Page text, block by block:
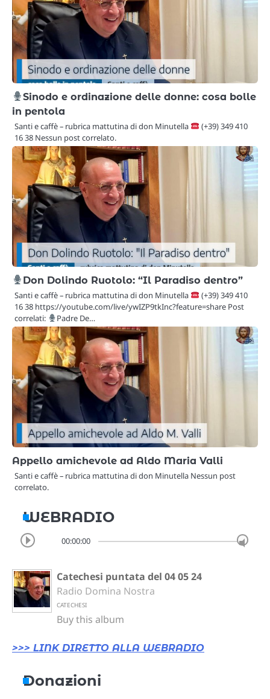
Sinodo e ordinazione delle donne: cosa bolle
in pentola
Santi e caffè – rubrica mattutina di don Minutella
(+39) 349 410
16 38 Nessun post correlato.
Don Dolindo Ruotolo: “Il Paradiso dentro”
Santi e caffè – rubrica mattutina di don Minutella
(+39) 349 410
16 38 https://youtube.com/live/ywIZP9tkInc?feature=share Post
correlati:
Padre De…
Appello amichevole ad Aldo Maria Valli
Santi e caffè – rubrica mattutina di don Minutella Nessun post
correlato.
WEBRADIO
00:00:00
Catechesi puntata del 04 05 24
Radio Domina Nostra
CATECHESI
Buy this album
>>> LINK DIRETTO ALLA WEBRADIO
Donazioni